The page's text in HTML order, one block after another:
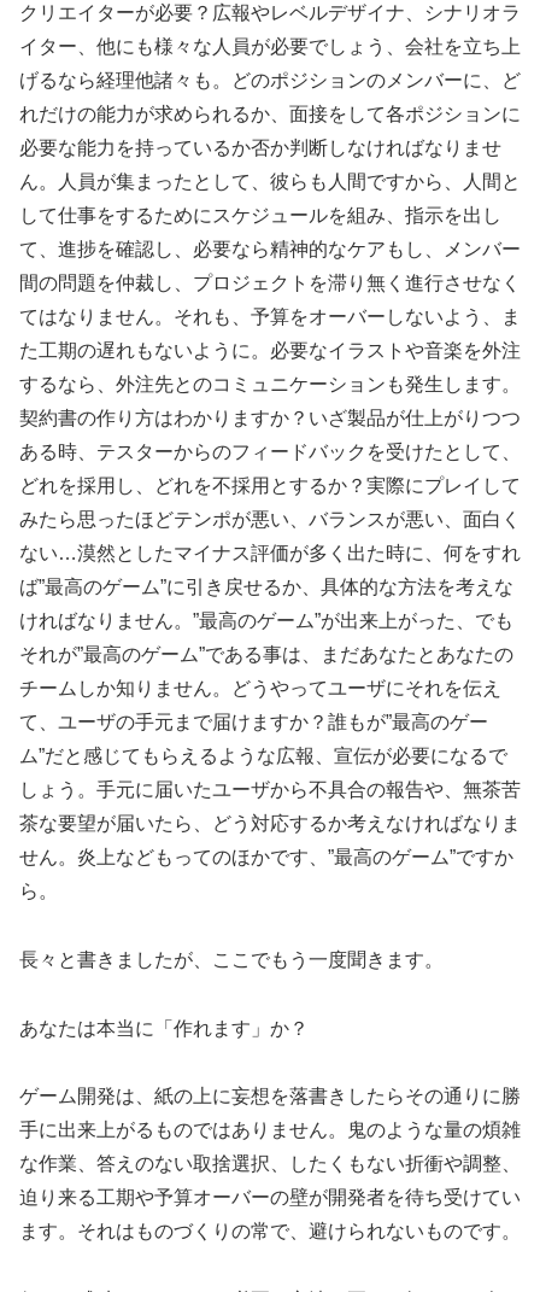
クリエイターが必要？広報やレベルデザイナ、シナリオラ
イター、他にも様々な人員が必要でしょう、会社を立ち上
げるなら経理他諸々も。どのポジションのメンバーに、ど
れだけの能力が求められるか、面接をして各ポジションに
必要な能力を持っているか否か判断しなければなりませ
ん。人員が集まったとして、彼らも人間ですから、人間と
して仕事をするためにスケジュールを組み、指示を出し
て、進捗を確認し、必要なら精神的なケアもし、メンバー
間の問題を仲裁し、プロジェクトを滞り無く進行させなく
てはなりません。それも、予算をオーバーしないよう、ま
た工期の遅れもないように。必要なイラストや音楽を外注
するなら、外注先とのコミュニケーションも発生します。
契約書の作り方はわかりますか？いざ製品が仕上がりつつ
ある時、テスターからのフィードバックを受けたとして、
どれを採用し、どれを不採用とするか？実際にプレイして
みたら思ったほどテンポが悪い、バランスが悪い、面白く
ない…漠然としたマイナス評価が多く出た時に、何をすれ
ば”最高のゲーム”に引き戻せるか、具体的な方法を考えな
ければなりません。”最高のゲーム”が出来上がった、でも
それが”最高のゲーム”である事は、まだあなたとあなたの
チームしか知りません。どうやってユーザにそれを伝え
て、ユーザの手元まで届けますか？誰もが”最高のゲー
ム”だと感じてもらえるような広報、宣伝が必要になるで
しょう。手元に届いたユーザから不具合の報告や、無茶苦
茶な要望が届いたら、どう対応するか考えなければなりま
せん。炎上などもってのほかです、”最高のゲーム”ですか
ら。
長々と書きましたが、ここでもう一度聞きます。
あなたは本当に「作れます」か？
ゲーム開発は、紙の上に妄想を落書きしたらその通りに勝
手に出来上がるものではありません。鬼のような量の煩雑
な作業、答えのない取捨選択、したくもない折衝や調整、
迫り来る工期や予算オーバーの壁が開発者を待ち受けてい
ます。それはものづくりの常で、避けられないものです。